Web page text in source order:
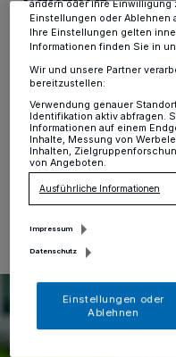
Unterfeldhaus· Die
nächsten „Rote
Diskussionsformat für
in Erkrath. Wann? Am
Dora’s Pizza &
26.01.2025 , 18:40 Uhr
ändern oder Ihre Einwilligung
Einstellungen oder Ablehnen
Ihre Einstellungen gelten
Informationen finden Sie in
Wir und unsere Partner
bereitzustellen:
Verwendung genauer
Identifikation aktiv abfragen.
Informationen auf einem
Inhalte, Messung von
Inhalten,
von Angeboten.
Ausführliche Informationen
Impressum
Datenschutz
Einstellungen oder
Ablehnen